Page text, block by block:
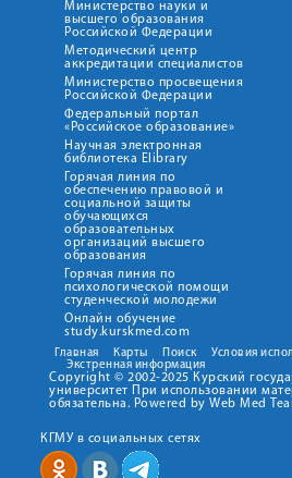
Министерство науки и
высшего образования
Российской Федерации
Методический центр
аккредитации специалистов
Министерство просвещения
Российской Федерации
Федеральный портал
«Российское образование»
Научная электронная
библиотека Elibrary
Горячая линия по
обеспечению правовой и
социальной защиты
обучающихся
образовательных
организаций высшего
образования
Горячая линия по
психологической помощи
студенческой молодежи
Онлайн обучение
study.kurskmed.com
Главная Карты Поиск
Условия
Экстренная информация
Copyright © 2002-2025 Курский
университет При использовании
обязательна. Powered by Web Med
КГМУ в социальных сетях